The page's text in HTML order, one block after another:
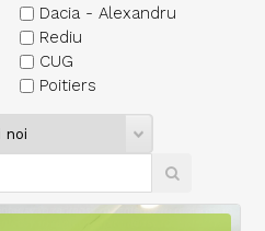
Dacia - Alexandru
Rediu
CUG
Poitiers